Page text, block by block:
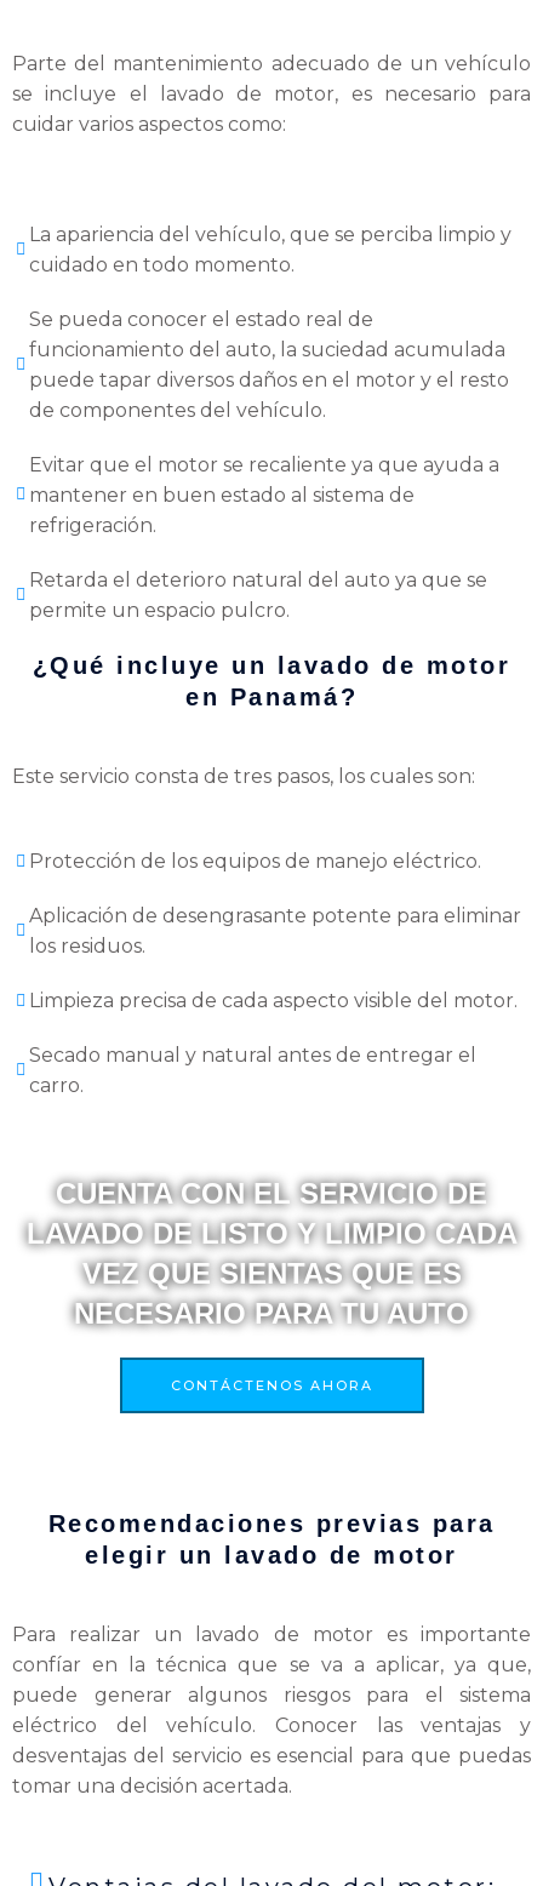
Parte del mantenimiento adecuado de un vehículo
se incluye el lavado de motor, es necesario para
cuidar varios aspectos como:
La apariencia del vehículo, que se perciba limpio y
cuidado en todo momento.
Se pueda conocer el estado real de
funcionamiento del auto, la suciedad acumulada
puede tapar diversos daños en el motor y el resto
de componentes del vehículo.
Evitar que el motor se recaliente ya que ayuda a
mantener en buen estado al sistema de
refrigeración.
Retarda el deterioro natural del auto ya que se
permite un espacio pulcro.
¿Qué incluye un lavado de motor
en Panamá?
Este servicio consta de tres pasos, los cuales son:
Protección de los equipos de manejo eléctrico.
Aplicación de desengrasante potente para eliminar
los residuos.
Limpieza precisa de cada aspecto visible del motor.
Secado manual y natural antes de entregar el
carro.
CUENTA CON EL SERVICIO DE
LAVADO DE LISTO Y LIMPIO CADA
VEZ QUE SIENTAS QUE ES
NECESARIO PARA TU AUTO
CONTÁCTENOS AHORA
Recomendaciones previas para
elegir un lavado de motor
Para realizar un lavado de motor es importante
confíar en la técnica que se va a aplicar, ya que,
puede generar algunos riesgos para el sistema
eléctrico del vehículo. Conocer las ventajas y
desventajas del servicio es esencial para que puedas
tomar una decisión acertada.